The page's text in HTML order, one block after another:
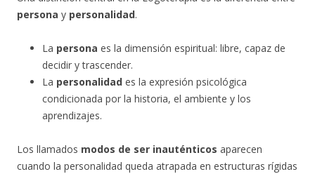
persona y personalidad.
La persona es la dimensión espiritual: libre, capaz de
decidir y trascender.
La personalidad es la expresión psicológica
condicionada por la historia, el ambiente y los
aprendizajes.
Los llamados modos de ser inauténticos aparecen
cuando la personalidad queda atrapada en estructuras rígidas